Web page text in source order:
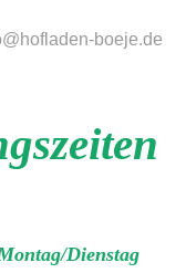
boeje.de
Dienstag